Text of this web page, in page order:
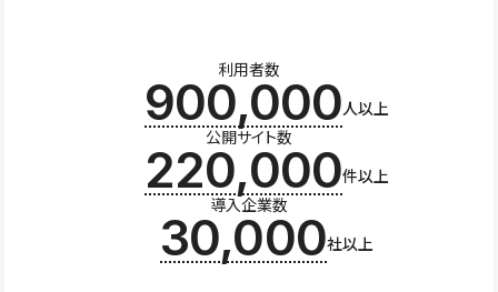
利用者数
900,000人以上
公開サイト数
220,000件以上
導入企業数
30,000社以上